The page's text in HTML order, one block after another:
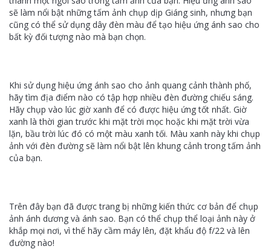
sẽ làm nổi bật những tấm ảnh chụp dịp Giáng sinh, nhưng bạn
cũng có thể sử dụng dây đèn màu để tạo hiệu ứng ánh sao cho
bất kỳ đối tượng nào mà bạn chọn.
Khi sử dụng hiệu ứng ánh sao cho ảnh quang cảnh thành phố,
hãy tìm địa điểm nào có tập hợp nhiều đèn đường chiếu sáng.
Hãy chụp vào lúc giờ xanh để có được hiệu ứng tốt nhất. Giờ
xanh là thời gian trước khi mặt trời mọc hoặc khi mặt trời vừa
lặn, bầu trời lúc đó có một màu xanh tối. Màu xanh này khi chụp
ảnh với đèn đường sẽ làm nổi bật lên khung cảnh trong tấm ảnh
của bạn.
Trên đây bạn đã được trang bị những kiến thức cơ bản để chụp
ảnh ánh dương và ánh sao. Bạn có thể chụp thể loại ảnh này ở
khắp mọi nơi, vì thế hãy cầm máy lên, đặt khẩu độ f/22 và lên
đường nào!